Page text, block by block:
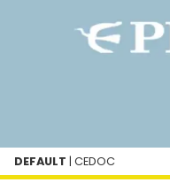
DEFAULT | CEDOC